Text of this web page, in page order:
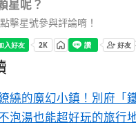
星呢？
擊星號參與評論唷！
繞的魔幻小鎮！別府「
泡湯也能超好玩的旅行